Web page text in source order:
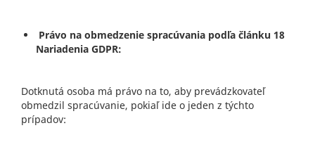
Právo na obmedzenie spracúvania podľa článku 18
Nariadenia GDPR:
Dotknutá osoba má právo na to, aby prevádzkovateľ
obmedzil spracúvanie, pokiaľ ide o jeden z týchto
prípadov: